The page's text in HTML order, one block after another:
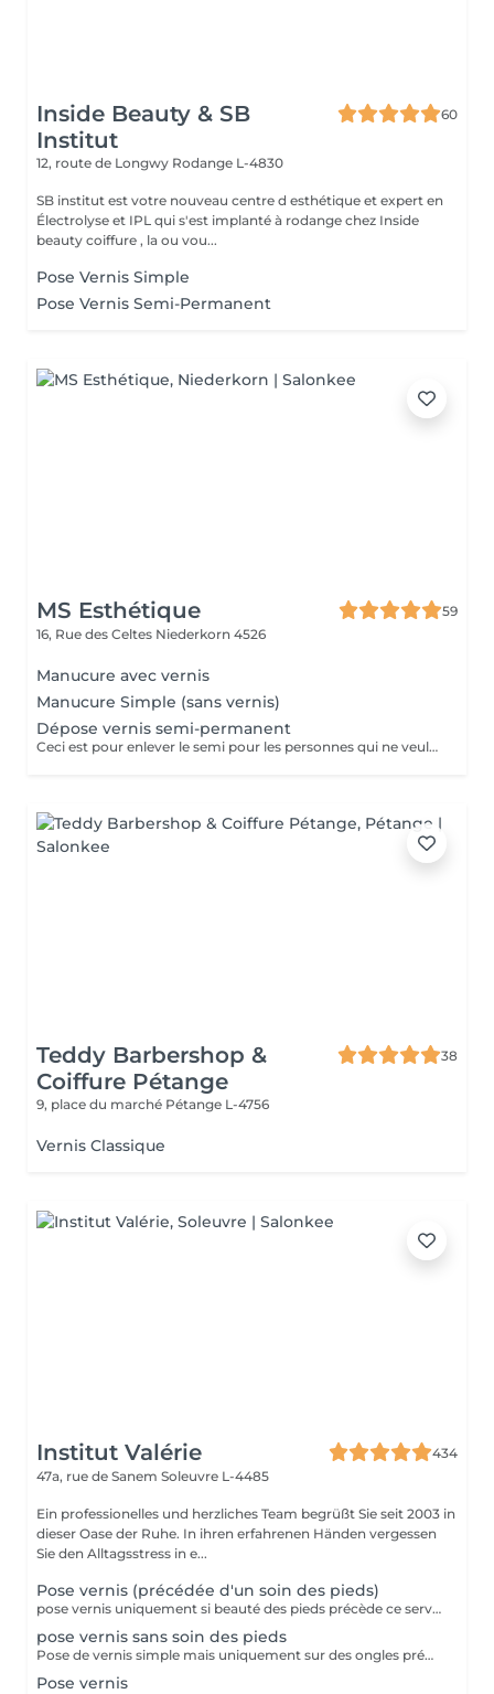
Inside Beauty & SB
Institut
60
12, route de Longwy Rodange L-4830
SB institut est votre nouveau centre d esthétique et expert en
Électrolyse et IPL qui s'est implanté à rodange chez Inside
beauty coiffure , la ou vou...
Pose Vernis Simple
Pose Vernis Semi-Permanent
MS Esthétique
59
16, Rue des Celtes Niederkorn 4526
Manucure avec vernis
Manucure Simple (sans vernis)
Dépose vernis semi-permanent
Ceci est pour enlever le semi pour les personnes qui ne veulent plus refaire le semi
Teddy Barbershop &
Coiffure Pétange
38
9, place du marché Pétange L-4756
Vernis Classique
Institut Valérie
434
47a, rue de Sanem Soleuvre L-4485
Ein professionelles und herzliches Team begrüßt Sie seit 2003 in
dieser Oase der Ruhe. In ihren erfahrenen Händen vergessen
Sie den Alltagsstress in e...
Pose vernis (précédée d'un soin des pieds)
pose vernis uniquement si beauté des pieds précède ce service!!
pose vernis sans soin des pieds
Pose de vernis simple mais uniquement sur des ongles préparés par vos soins
Pose vernis